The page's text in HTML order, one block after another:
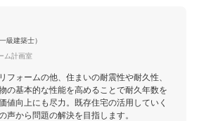
一級建築士）
ム計画室
フォームの他、住まいの耐震性や耐久性、
の基本的な性能を高めることで耐久年数を
値向上にも尽力。既存住宅の活用していく
声から問題の解決を目指します。